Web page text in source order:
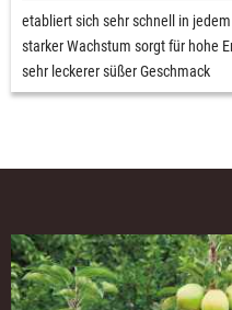
etabliert sich sehr schnell in
starker Wachstum sorgt für hohe
sehr leckerer süßer Geschmack